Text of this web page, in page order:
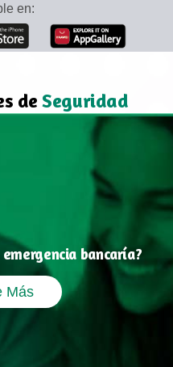
en:
deSeguridad
emergencia bancaría?
Más